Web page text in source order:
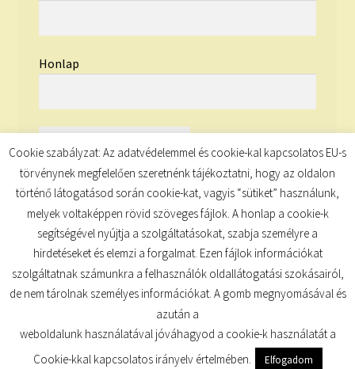
Honlap
© TUDATKULCS 2026
Cookie szabályzat: Az adatvédelemmel és cookie-kal kapcsolatos EU-s
törvénynek megfelelően szeretnénk tájékoztatni, hogy az oldalon
történő látogatásod során cookie-kat, vagyis “sütiket” használunk,
melyek voltaképpen rövid szöveges fájlok. A honlap a cookie-k
segítségével nyújtja a szolgáltatásokat, szabja személyre a
hirdetéseket és elemzi a forgalmat. Ezen fájlok információkat
szolgáltatnak számunkra a felhasználók oldallátogatási szokásairól,
de nem tárolnak személyes információkat. A gomb megnyomásával és
azután a
weboldalunk használatával jóváhagyod a cookie-k használatát a
Cookie-kkal kapcsolatos irányelv értelmében.
Elfogadom